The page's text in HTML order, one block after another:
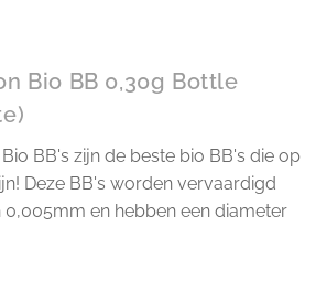
Bio BB 0,30g Bottle
BB's zijn de beste bio BB's die op
Deze BB's worden vervaardigd
0,005mm en hebben een diameter